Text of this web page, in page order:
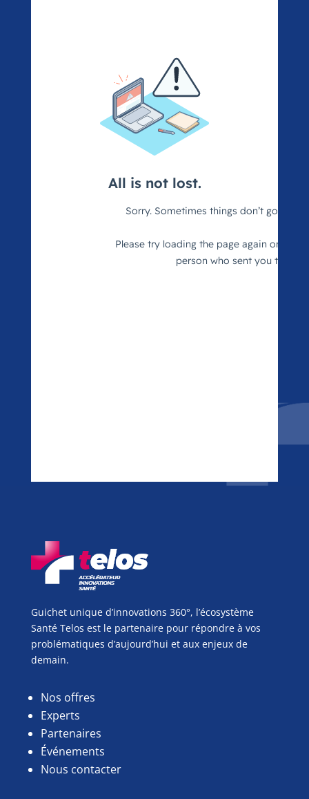
Guichet unique d’innovations 360°, l’écosystème
Santé Telos est le partenaire pour répondre à vos
problématiques d’aujourd’hui et aux enjeux de
demain.
Nos offres
Experts
Partenaires
Événements
Nous contacter